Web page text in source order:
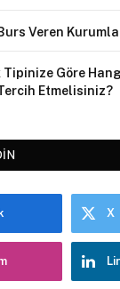
Burs Veren
Tipinize Göre
Etmelisiniz?
X